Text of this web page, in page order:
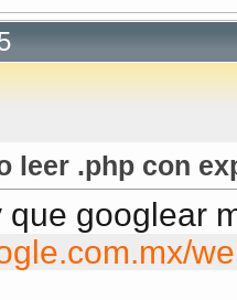
leer .php con
googlear